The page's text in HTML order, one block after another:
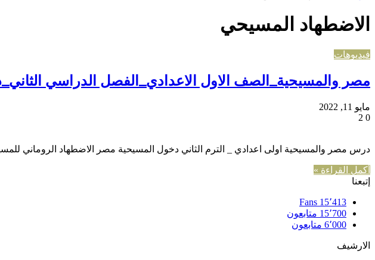
الاضطهاد المسيحي
فيديوهات
مصر والمسيحية_الصف الاول الاعدادي_الفصل الدراسي
مايو 11, 2022
0
درس مصر والمسيحية اولى اعدادي _ الترم الثاني دخول المسيحية مصر الاضطهاد الروماني
أكمل القراءة »
إتبعنا
15٬413 Fans
15٬700 متابعون
6٬000 متابعون
الارشيف